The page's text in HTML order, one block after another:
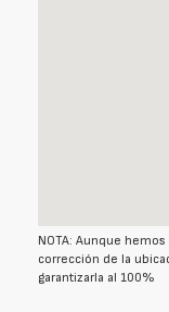
NOTA: Aunque
corrección de la
garantizarla al 100%